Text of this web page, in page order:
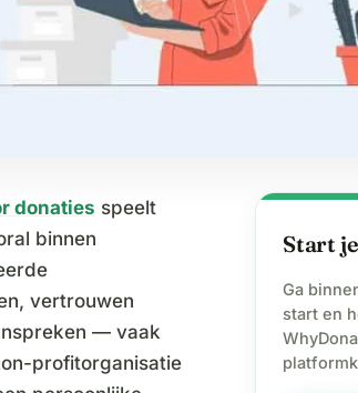
donaties speelt
binnen
vertrouwen
— vaak
profitorganisatie
Start
Ga
start en